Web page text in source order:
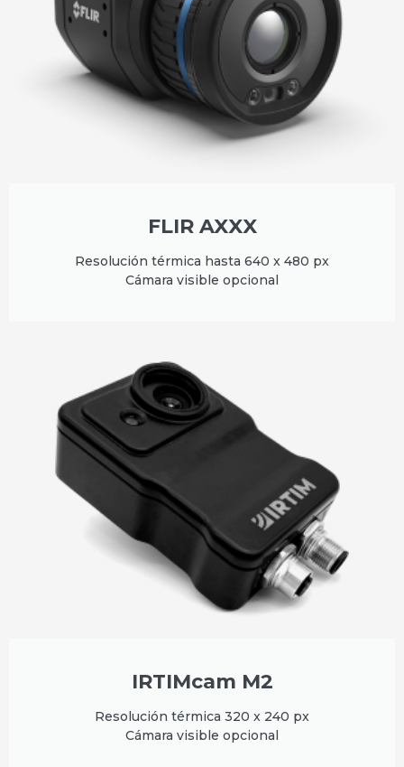
FLIR AXXX
Resolución térmica hasta 640 x 480 px
Cámara visible opcional
IRTIMcam M2
Resolución térmica 320 x 240 px
Cámara visible opcional